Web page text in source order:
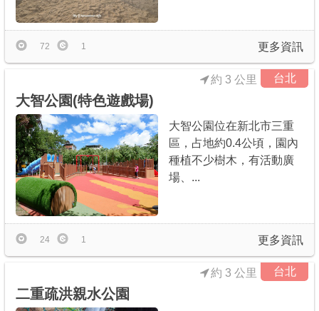
更多資訊
72 1
台北
大智公園(特色遊戲場)
約 3 公里
大智公園位在新北市三重
區，占地約0.4公頃，園內
種植不少樹木，有活動廣
場、...
更多資訊
24 1
台北
二重疏洪親水公園
約 3 公里